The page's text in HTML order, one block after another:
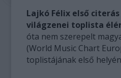
Lajkó Félix első
világzenei toplista
óta nem szerepelt
(World Music Chart
toplistájának első